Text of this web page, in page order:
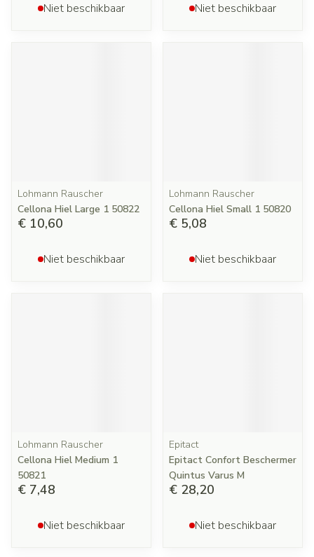
Niet beschikbaar Niet beschikbaar
Lohmann Rauscher
Cellona Hiel Large 1 50822
€ 10,60
Niet beschikbaar
Lohmann Rauscher
Cellona Hiel Small 1 50820
€ 5,08
Niet beschikbaar
Lohmann Rauscher
Cellona Hiel Medium 1
50821
€ 7,48
Niet beschikbaar
Epitact
Epitact Confort Beschermer
Quintus Varus M
€ 28,20
Niet beschikbaar